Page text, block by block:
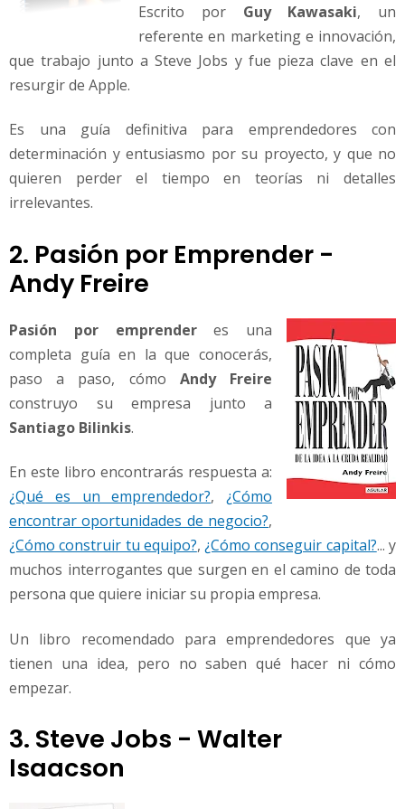
Escrito por Guy Kawasaki, un
referente en marketing e innovación,
que trabajo junto a Steve Jobs y fue pieza clave en el
resurgir de Apple.
Es una guía definitiva para emprendedores con
determinación y entusiasmo por su proyecto, y que no
quieren perder el tiempo en teorías ni detalles
irrelevantes.
2. Pasión por Emprender -
Andy Freire
Pasión por emprenderes una
completa guía en la que conocerás,
paso a paso, cómo Andy Freire
construyo su empresa junto a
Santiago Bilinkis.
En este libro encontrarás respuesta a:
¿Qué es un emprendedor?, ¿Cómo
encontrar oportunidades de negocio?,
¿Cómo construir tu equipo?,¿Cómo conseguir capital?... y
muchos interrogantes que surgen en el camino de toda
persona que quiere iniciar su propia empresa.
Un libro recomendado para emprendedores que ya
tienen una idea, pero no saben qué hacer ni cómo
empezar.
3. Steve Jobs - Walter
Isaacson